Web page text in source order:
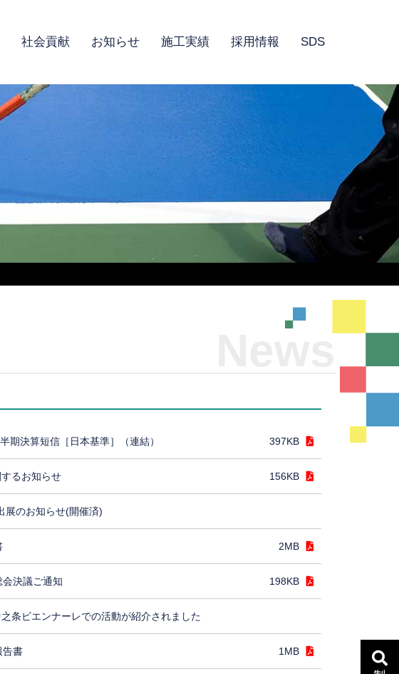
社会貢献 お知らせ 施工実績 採用情報 SDS
News
期決算短信［日本基準］（連結） 397KB
るお知らせ 156KB
展のお知らせ(開催済)
2MB
決議ご通知 198KB
条ビエンナーレでの活動が紹介されました
書 1MB